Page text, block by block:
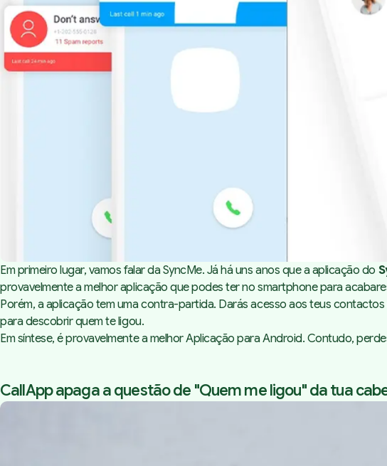
Em primeiro lugar, vamos falar da SyncMe. Já há uns anos que a aplicação do
provavelmente a melhor aplicação que podes ter no smartphone para
Porém, a aplicação tem uma contra-partida. Darás acesso aos teus
para descobrir quem te ligou.
Em síntese, é provavelmente a melhor Aplicação para Android. Contudo,
CallApp apaga a questão de "Quem me ligou" da tua